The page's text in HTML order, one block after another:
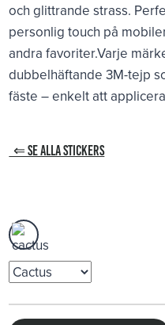
och glittrande strass.
personlig touch på
andra favoriter.Varje
dubbelhäftande 3M-tejp
fäste – enkelt att
⇐ SE ALLA STICKERS